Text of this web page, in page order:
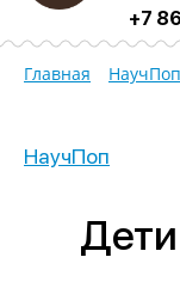
+7
Главная НаучПоп
НаучПоп